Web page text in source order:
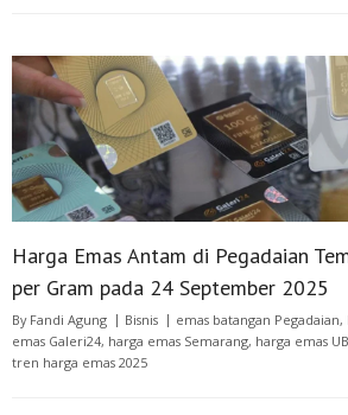
Harga Emas Antam di Pegadaian
per Gram pada 24 September 2025
By Fandi Agung Bisnis emas batangan Pegadaian,
emas Galeri24, harga emas Semarang, harga emas
tren harga emas 2025